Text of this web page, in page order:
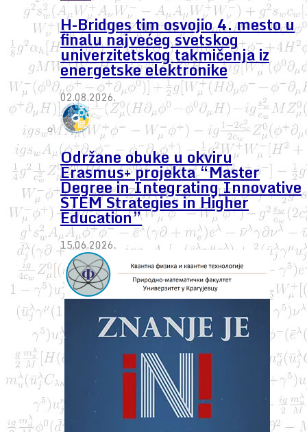
H-Bridges tim osvojio 4. mesto u
finalu najvećeg svetskog
univerzitetskog takmičenja iz
energetske elektronike
02.08.2026.
Održane obuke u okviru
Erasmus+ projekta “Master
Degree in Integrating Innovative
STEM Strategies in Higher
Education”
15.06.2026.